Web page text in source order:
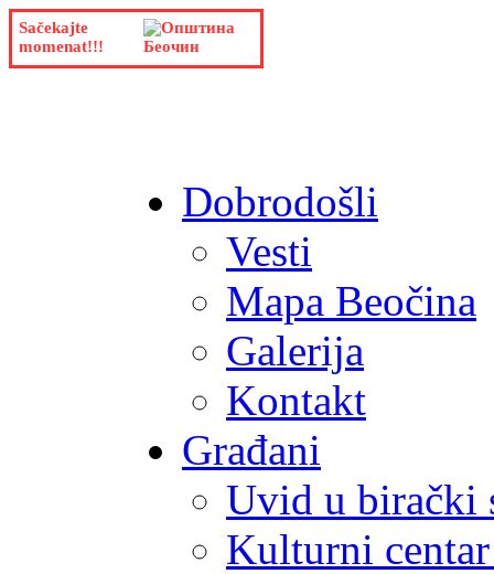
Sačekajte
momenat!!!
Dobrodošli
Vesti
Mapa Beočina
Galerija
Kontakt
Građani
Uvid u birački
Kulturni